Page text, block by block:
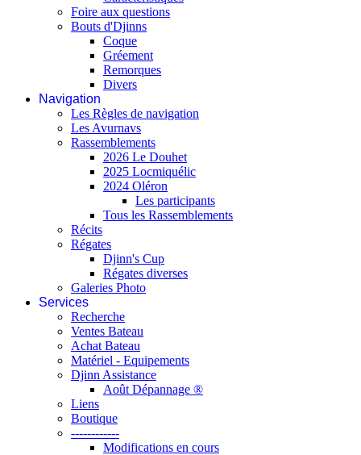
Foire aux questions
Bouts d'Djinns
Coque
Gréement
Remorques
Divers
Navigation
Les Règles de navigation
Les Avurnavs
Rassemblements
2026 Le Douhet
2025 Locmiquélic
2024 Oléron
Les participants
Tous les Rassemblements
Récits
Régates
Djinn's Cup
Régates diverses
Galeries Photo
Services
Recherche
Ventes Bateau
Achat Bateau
Matériel - Equipements
Djinn Assistance
Août Dépannage ®
Liens
Boutique
------------
Modifications en cours